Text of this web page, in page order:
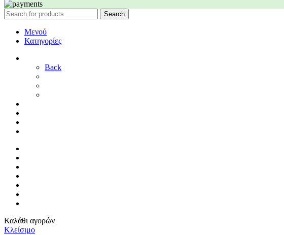
Search
Μενού
Κατηγορίες
Back
Καλάθι αγορών
Κλείσιμο